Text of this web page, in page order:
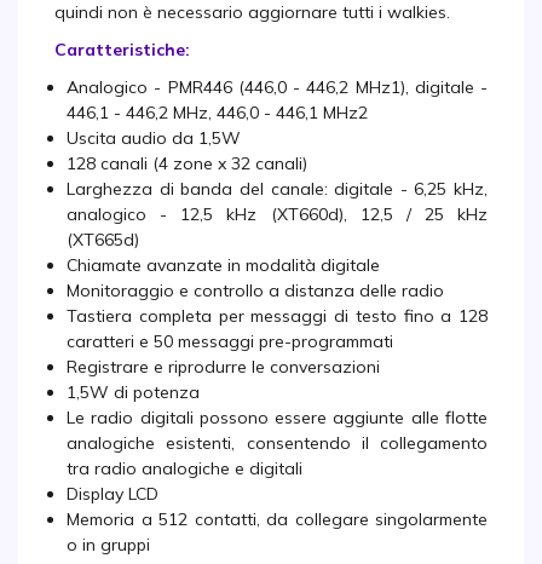
quindi non è necessario aggiornare tutti i walkies.
Caratteristiche:
Analogico - PMR446 (446,0 - 446,2 MHz1), digitale -
446,1 - 446,2 MHz, 446,0 - 446,1 MHz2
Uscita audio da 1,5W
128 canali (4 zone x 32 canali)
Larghezza di banda del canale: digitale - 6,25 kHz,
analogico - 12,5 kHz (XT660d), 12,5 / 25 kHz
(XT665d)
Chiamate avanzate in modalità digitale
Monitoraggio e controllo a distanza delle radio
Tastiera completa per messaggi di testo fino a 128
caratteri e 50 messaggi pre-programmati
Registrare e riprodurre le conversazioni
1,5W di potenza
Le radio digitali possono essere aggiunte alle flotte
analogiche esistenti, consentendo il collegamento
tra radio analogiche e digitali
Display LCD
Memoria a 512 contatti, da collegare singolarmente
o in gruppi